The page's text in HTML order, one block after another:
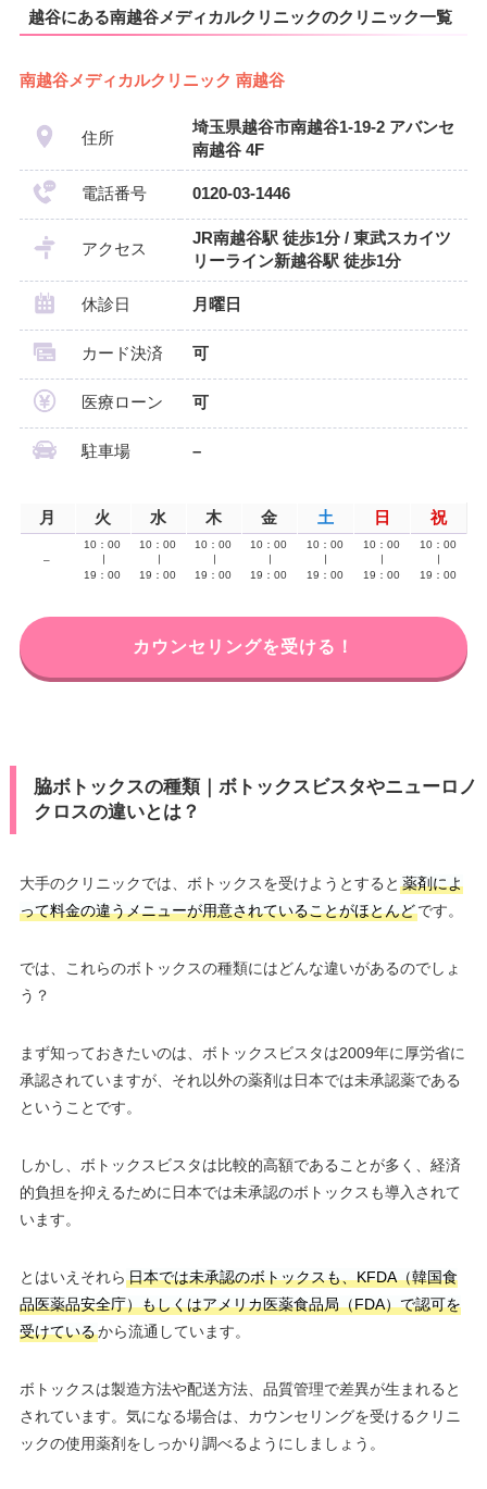
越谷にある南越谷メディカルクリニックのクリニック一覧
南越谷メディカルクリニック 南越谷
住所
埼玉県越谷市南越谷1-19-2 アバンセ
南越谷 4F
電話番号 0120-03-1446
アクセス
JR南越谷駅 徒歩1分 / 東武スカイツ
リーライン新越谷駅 徒歩1分
休診日 月曜日
カード決済 可
医療ローン 可
駐車場 –
月 火 水 木 金 土 日 祝
–
10：00
19：00
10：00
19：00
10：00
19：00
10：00
19：00
10：00
19：00
10：00
19：00
10：00
19：00
カウンセリングを受ける！
脇ボトックスの種類｜ボトックスビスタやニューロノ
クロスの違いとは？
大手のクリニックでは、ボトックスを受けようとすると 薬剤によ
って料金の違うメニューが用意されていることがほとんどです。
では、これらのボトックスの種類にはどんな違いがあるのでしょ
う？
まず知っておきたいのは、ボトックスビスタは2009年に厚労省に
承認されていますが、それ以外の薬剤は日本では未承認薬である
ということです。
しかし、ボトックスビスタは比較的高額であることが多く、経済
的負担を抑えるために日本では未承認のボトックスも導入されて
います。
とはいえそれら 日本では未承認のボトックスも、KFDA（韓国食
品医薬品安全庁）もしくはアメリカ医薬食品局（FDA）で認可を
受けているから流通しています。
ボトックスは製造方法や配送方法、品質管理で差異が生まれると
されています。気になる場合は、カウンセリングを受けるクリニ
ックの使用薬剤をしっかり調べるようにしましょう。